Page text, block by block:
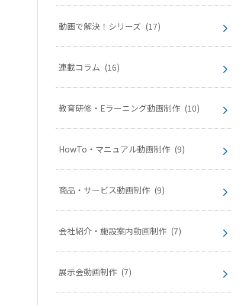
動画で解決！シリーズ (17)
連載コラム (16)
教育研修・Eラーニング動画制作 (10)
HowTo・マニュアル動画制作 (9)
商品・サービス動画制作 (9)
会社紹介・施設案内動画制作 (7)
展示会動画制作 (7)